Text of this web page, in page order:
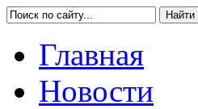
Главная
Новости